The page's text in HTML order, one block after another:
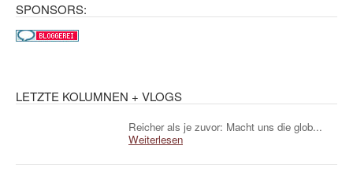
SPONSORS:
LETZTE KOLUMNEN + VLOGS
Reicher als je zuvor: Macht uns die glob...
Weiterlesen